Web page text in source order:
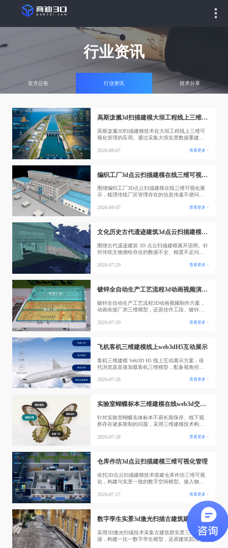
行业资讯
官方公告 行业资讯 技术分享
高斯泼溅3d扫描建模大坝工程线上三维可视化管理
高斯泼溅3D扫描建模技术在大坝工程线上三维可
视化管理的应用。通过采集大坝实景数据重建三
等业务数据，在Web3D网页端实现实景模型与业务
坝远程实景查看、数据一体化展示、线上巡检
2026-08-07 查看更多 >
编织工厂3d点云扫描建模在线三维可视化展示
围绕编织工厂3D点云扫描建模在线三维可视化展
示，梳理传统厂区管理存在的信息传递不便问
署的完整流程，说明该数字化方案在厂区档案留
实际价值与后续拓展方向。
2026-08-07 查看更多 >
文化历史古代遗迹建筑3d点云扫描建模展示
围绕古代遗迹建筑 3D 点云扫描建模展开说明。针
对传统文物测绘存在的数据不全、精度不足问
环境空间数据，生成高精度三维数字模型。模型
力文化遗产保护与数字化展示工作开展。
2026-07-29 查看更多 >
镀锌全自动生产工艺流程3d动画视频演示制作
镀锌全自动生产工艺流程3D动画视频制作方案，
动画依据厂房三维模型，还原挂件工段、镀锌工
自动化工序。依托透明化建模直观展示厂房钢结
型与工序严格贴合实际生产线参数。
2026-07-29 查看更多 >
飞机客机三维建模线上web3dH5互动展示
客机三维建模 Web3D H5 线上互动展示方案，依
托浏览器直接加载客机三维模型，配备视角控
角、舱位布局、乘机须知等信息模块。方案不受
2026-07-28 查看更多 >
实验室蝴蝶标本三维建模在线web3d交互展示
针对实验室蝴蝶实体标本不易长期保存、线下观
察存在诸多限制的问题，采用三维建模技术构建
展示系统。系统完整还原翅脉、翅膀纹理、鳞粉
直接访问模型，广泛应用于生物教学、标本档
2026-07-28 查看更多 >
仓库作坊3d点云扫描建模三维可视化管理
依托3D点云扫描建模技术搭建仓库作坊三维可视
化，构建与实景一致的数字空间模型。接入物联
气体监测、设备运行状态等信息与三维场景融合
展示，实现区域快速定位、实时数据查看与安全
隐患直观预警，助力仓储及加工作坊开展精细
化、数字化厂区管控。
2026-07-27 查看更多 >
数字孪生实景3d激光扫描古建筑建模可视化
采用3D激光扫描技术采集古建筑群实景三维数
据，构建一比一数字孪生模型，还原建筑肌理、